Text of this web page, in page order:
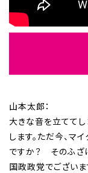
山本太郎：
大きな音を立ててし
します。ただ今、マ
ですか？ そのふざ
国政政党でございま